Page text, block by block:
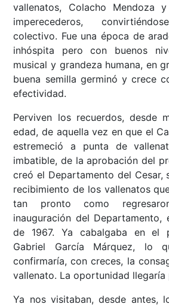
vallenatos, Colacho Mendoza
imperecederos,
colectivo. Fue una época de
inhóspita pero con buenos
musical y grandeza humana, en
buena semilla germinó y crece
efectividad.
Perviven los recuerdos, desde
edad, de aquella vez en que el
estremeció a punta de
imbatible, de la aprobación del
creó el Departamento del Cesar,
recibimiento de los vallenatos
tan pronto como
inauguración del Departamento,
de 1967. Ya cabalgaba en el
Gabriel García Márquez, lo
confirmaría, con creces, la
vallenato. La oportunidad llegaría
Ya nos visitaban, desde antes,